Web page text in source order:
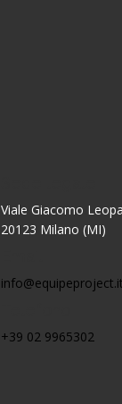
Viale Giacomo
20123 Milano (MI)
info@equipeproject.it
+39 02 9965302